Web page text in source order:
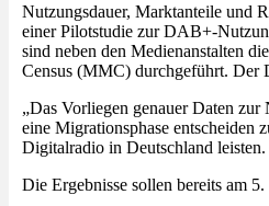
Nutzungsdauer, Marktanteile und
einer Pilotstudie zur DAB+-
sind neben den Medienanstalten
Census (MMC) durchgeführt. Der
„Das Vorliegen genauer Daten
eine Migrationsphase entscheiden
Digitalradio in Deutschland leisten.
Die Ergebnisse sollen bereits am